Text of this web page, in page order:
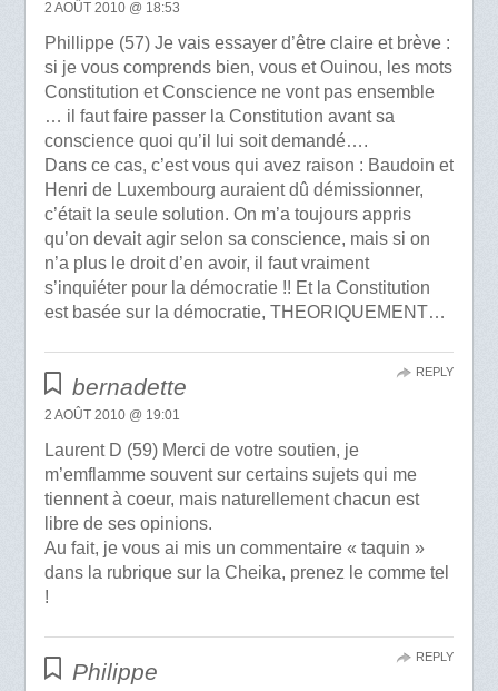
2 AOÛT 2010 @ 18:53
Phillippe (57) Je vais essayer d’être claire et brève :
si je vous comprends bien, vous et Ouinou, les mots
Constitution et Conscience ne vont pas ensemble
… il faut faire passer la Constitution avant sa
conscience quoi qu’il lui soit demandé….
Dans ce cas, c’est vous qui avez raison : Baudoin et
Henri de Luxembourg auraient dû démissionner,
c’était la seule solution. On m’a toujours appris
qu’on devait agir selon sa conscience, mais si on
n’a plus le droit d’en avoir, il faut vraiment
s’inquiéter pour la démocratie !! Et la Constitution
est basée sur la démocratie, THEORIQUEMENT…
bernadette
2 AOÛT 2010 @ 19:01
Laurent D (59) Merci de votre soutien, je
m’emflamme souvent sur certains sujets qui me
tiennent à coeur, mais naturellement chacun est
libre de ses opinions.
Au fait, je vous ai mis un commentaire « taquin »
dans la rubrique sur la Cheika, prenez le comme tel
!
REPLY
Philippe
REPLY